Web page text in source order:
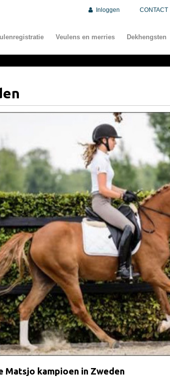
Inloggen CONTACT
Veulens en merries Dekhengsten
Matsjo kampioen in Zweden